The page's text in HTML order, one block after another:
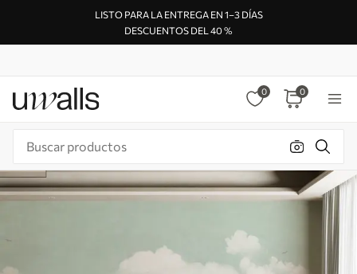
LISTO PARA LA ENTREGA EN 1–3 DÍAS
DESCUENTOS DEL 40 %
0 0